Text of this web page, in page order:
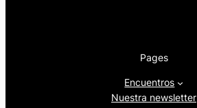
Pages
Encuentros
Nuestra newsletter